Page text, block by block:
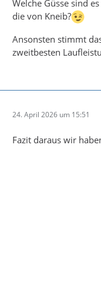
Welche Güsse sind
die von Kneib?
Ansonsten stimmt
zweitbesten
24. April 2026 um 15:51
Fazit daraus wir